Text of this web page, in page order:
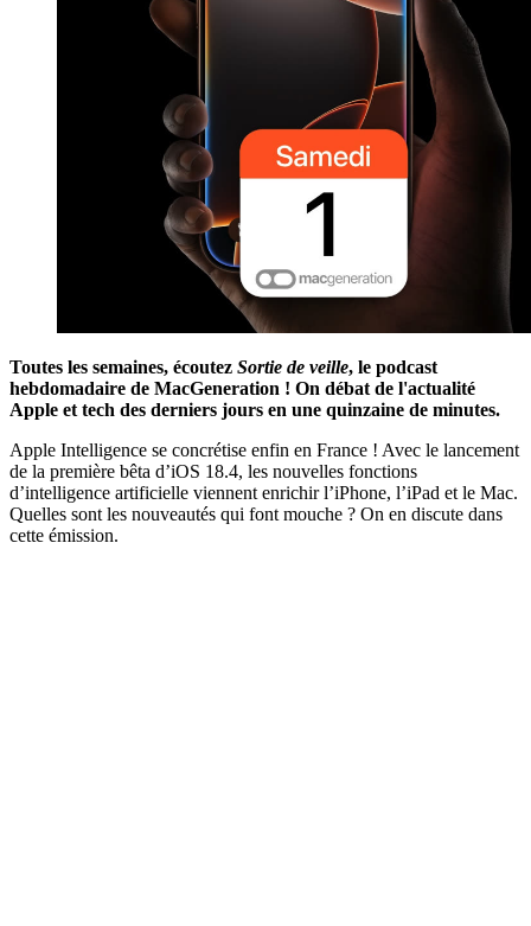
Toutes les semaines, écoutez Sortie de veille, le podcast
hebdomadaire de MacGeneration ! On débat de l'actualité
Apple et tech des derniers jours en une quinzaine de minutes.
Apple Intelligence se concrétise enfin en France ! Avec le lancement
de la première bêta d’iOS 18.4, les nouvelles fonctions
d’intelligence artificielle viennent enrichir l’iPhone, l’iPad et le Mac.
Quelles sont les nouveautés qui font mouche ? On en discute dans
cette émission.